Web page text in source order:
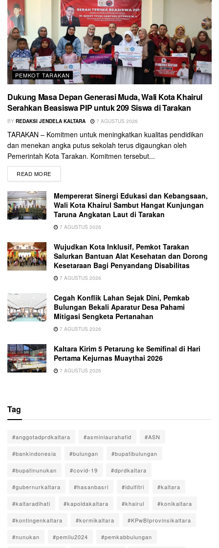
PEMKOT TARAKAN
Dukung Masa Depan Generasi Muda, Wali Kota Khairul
Serahkan Beasiswa PIP untuk 209 Siswa di Tarakan
BY REDAKSI JENDELA KALTARA 7 AGUSTUS 2026
TARAKAN – Komitmen untuk meningkatkan kualitas pendidikan
dan menekan angka putus sekolah terus digaungkan oleh
Pemerintah Kota Tarakan. Komitmen tersebut...
READ MORE
Mempererat Sinergi Edukasi dan Kebangsaan,
Wali Kota Khairul Sambut Hangat Kunjungan
Taruna Angkatan Laut di Tarakan
7 AGUSTUS 2026
Wujudkan Kota Inklusif, Pemkot Tarakan
Salurkan Bantuan Alat Kesehatan dan Dorong
Kesetaraan Bagi Penyandang Disabilitas
7 AGUSTUS 2026
Cegah Konflik Lahan Sejak Dini, Pemkab
Bulungan Bekali Aparatur Desa Pahami
Mitigasi Sengketa Pertanahan
7 AGUSTUS 2026
Kaltara Kirim 5 Petarung ke Semifinal di Hari
Pertama Kejurnas Muaythai 2026
7 AGUSTUS 2026
Tag
#anggotadprdkaltara #asminlaurahafid #ASN
#bankindonesia #bulungan #bupatibulungan
#bupatinunukan #covid-19 #dprdkaltara
#gubernurkaltara #hasanbasri #idulfitri #kaltara
#kaltaradihati #kapoldakaltara #khairul #konikaltara
#kontingenkaltara #kormikaltara #KPwBIprovinsikaltara
#nunukan #pemilu2024 #pemkabbulungan